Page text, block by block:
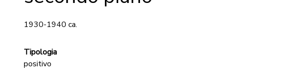
1930-1940 ca.
Tipologia
positivo